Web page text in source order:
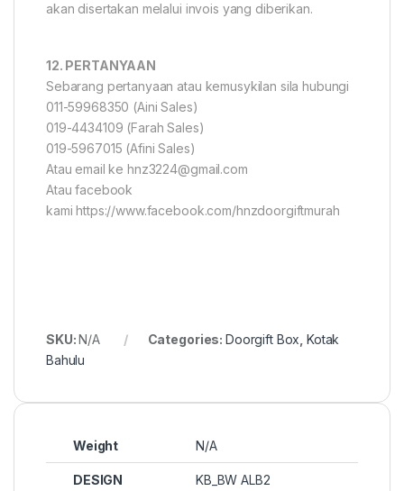
akan disertakan melalui invois yang diberikan.
12. PERTANYAAN
Sebarang pertanyaan atau kemusykilan sila hubungi
011-59968350 (Aini Sales)
019-4434109 (Farah Sales)
019-5967015 (Afini Sales)
Atau email ke hnz3224@gmail.com
Atau facebook
kami https://www.facebook.com/hnzdoorgiftmurah
SKU:N/A Categories: Doorgift Box ,Kotak
Bahulu
Weight N/A
DESIGN
KB_BW ALB2